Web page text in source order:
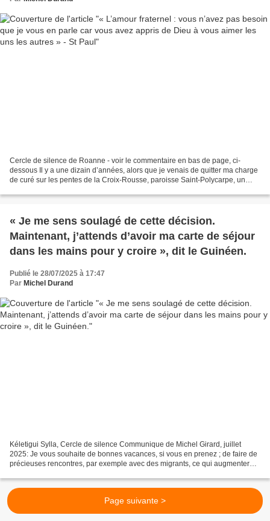
Cercle de silence de Roanne - voir le commentaire en bas de page, ci-
dessous Il y a une dizain d’années, alors que je venais de quitter ma charge
de curé sur les pentes de la Croix-Rousse, paroisse Saint-Polycarpe, un
« Je me sens soulagé de cette décision.
Maintenant, j’attends d’avoir ma carte de séjour
dans les mains pour y croire », dit le Guinéen.
Publié le 28/07/2025 à 17:47
Par Michel Durand
Kéletigui Sylla, Cercle de silence Communique de Michel Girard, juillet
2025: Je vous souhaite de bonnes vacances, si vous en prenez ; de faire de
précieuses rencontres, par exemple avec des migrants, ce qui augmentera
Page suivante >